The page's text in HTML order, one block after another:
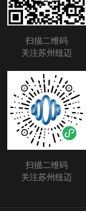
扫描二维码
关注苏州纽迈
扫描二维码
关注苏州纽迈